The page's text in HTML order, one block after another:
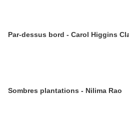
Par-dessus bord - Carol Higgins
Sombres plantations - Nilima Rao